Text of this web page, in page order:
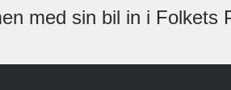
med sin bil in i Folkets